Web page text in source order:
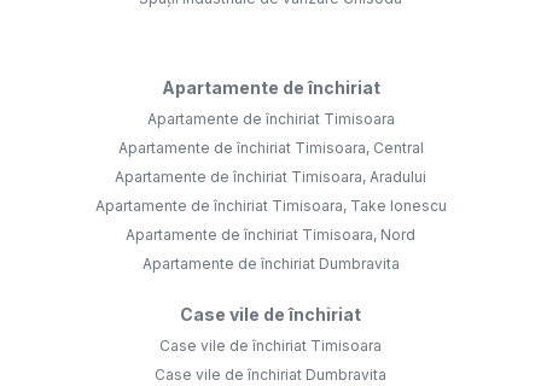
Apartamente de închiriat
Apartamente de închiriat Timisoara
Apartamente de închiriat Timisoara, Central
Apartamente de închiriat Timisoara, Aradului
Apartamente de închiriat Timisoara, Take Ionescu
Apartamente de închiriat Timisoara, Nord
Apartamente de închiriat Dumbravita
Case vile de închiriat
Case vile de închiriat Timisoara
Case vile de închiriat Dumbravita